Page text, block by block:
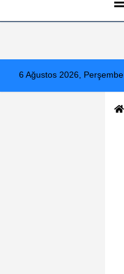
6 Ağustos 2026, Perşembe